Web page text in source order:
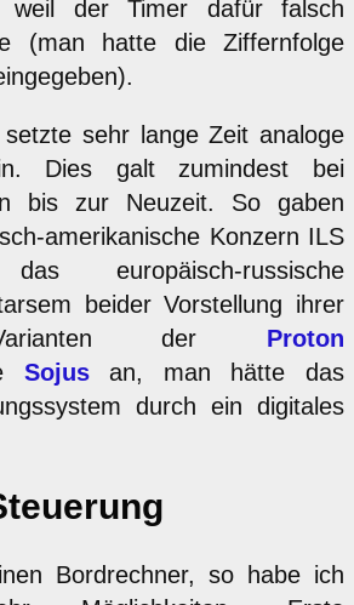
weil der Timer dafür falsch
(man hatte die Ziffernfolge
setzte sehr lange Zeit analoge
Dies galt zumindest bei
bis zur Neuzeit. So gaben
amerikanische Konzern ILS
europäisch-russische
beider Vorstellung ihrer
der Proton
Sojusan, man hätte das
durch ein digitales
Bordrechner, so habe ich